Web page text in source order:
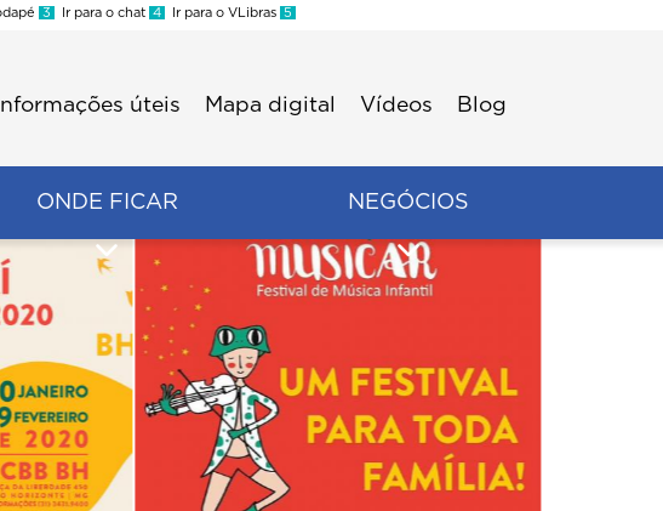
3 Ir para o chat 4 Ir para o VLibras 5
Informações úteis Mapa digital Vídeos Blog
ONDE FICAR NEGÓCIOS